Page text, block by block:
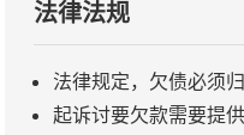
法律法规
法律规定，欠债必须
起诉讨要欠款需要提